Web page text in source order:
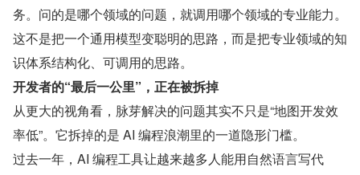
务。问的是哪个领域的问题，就调用哪个领域的专业能力。
这不是把一个通用模型变聪明的思路，而是把专业领域的知
识体系结构化、可调用的思路。
开发者的“最后一公里”，正在被拆掉
从更大的视角看，脉芽解决的问题其实不只是“地图开发效
率低”。它拆掉的是 AI 编程浪潮里的一道隐形门槛。
过去一年，AI 编程工具让越来越多人能用自然语言写代